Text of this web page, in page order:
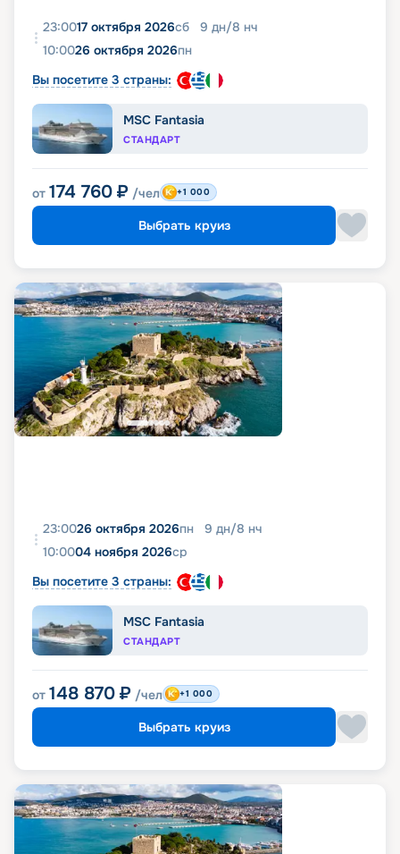
23:0017 октября 2026сб 9 дн/8 нч
10:0026 октября 2026пн
Вы посетите 3 страны:
MSC Fantasia
СТАНДАРТ
от 174 760 ₽ /чел +1 000
Выбрать круиз
23:0026 октября 2026пн 9 дн/8 нч
10:0004 ноября 2026ср
Вы посетите 3 страны:
MSC Fantasia
СТАНДАРТ
от 148 870 ₽ /чел +1 000
Выбрать круиз